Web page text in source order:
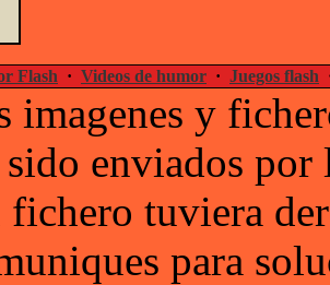
Flash · Videos de humor · Juegos flash
imagenes y
sido enviados por
tuviera
para